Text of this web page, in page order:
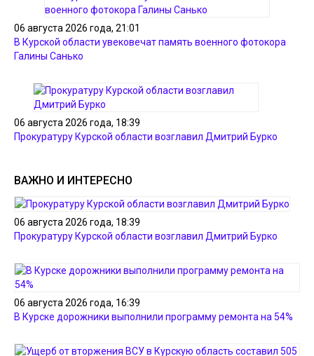
06 августа 2026 года, 21:01
В Курской области увековечат память военного фотокора
Галины Санько
06 августа 2026 года, 18:39
Прокуратуру Курской области возглавил Дмитрий Бурко
ВАЖНО И ИНТЕРЕСНО
06 августа 2026 года, 18:39
Прокуратуру Курской области возглавил Дмитрий Бурко
06 августа 2026 года, 16:39
В Курске дорожники выполнили программу ремонта на 54%